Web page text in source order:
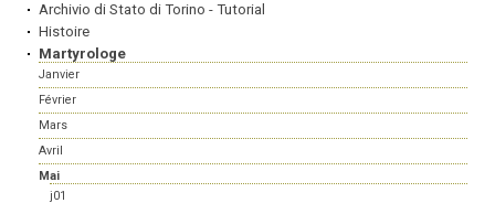
Archivio di Stato di Torino - Tutorial
Histoire
Martyrologe
Janvier
Février
Mars
Avril
Mai
j01